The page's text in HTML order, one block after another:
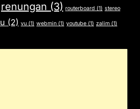
renungan (3) routerboard (1) stereo
(2) vu (1) webmin (1) youtube (1) zalim (1)